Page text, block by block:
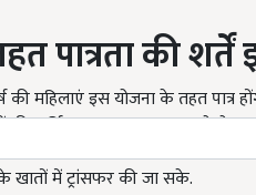
पात्रता की शर्तें
की महिलाएं इस योजना के तहत पात्र
की वार्षिक आय 1.80 लाख रुपये से
महिलाओं को योजना का लाभ पाने के
खातों में ट्रांसफर की जा सके.